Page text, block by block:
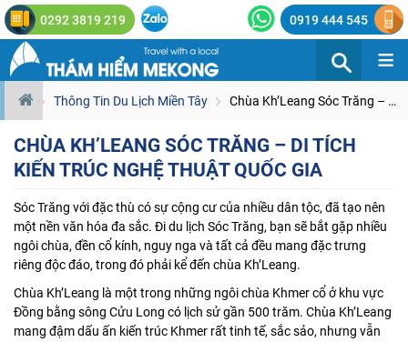
0292 3819 219 0919 444 545
≡
Thông Tin Du Lịch Miền Tây Chùa Kh’Leang Sóc Trăng – Di tích Kiến trúc nghệ thuật Quốc gia
CHÙA KH’LEANG SÓC TRĂNG – DI TÍCH
KIẾN TRÚC NGHỆ THUẬT QUỐC GIA
Sóc Trăng với đặc thù có sự cộng cư của nhiều dân tộc, đã tạo nên
một nền văn hóa đa sắc. Đidu lịch Sóc Trăng, bạn sẽ bắt gặp nhiều
ngôi chùa, đền cổ kính, nguy nga và tất cả đều mang đặc trưng
riêng độc đáo, trong đó phải kể đến chùa Kh’Leang.
Chùa Kh’Leang là một trong những ngôi chùa Khmer cổ ở khu vực
Đồng bằng sông Cửu Long có lịch sử gần 500 trăm. Chùa Kh’Leang
mang đậm dấu ấn kiến trúc Khmer rất tinh tế, sắc sảo, nhưng vẫn